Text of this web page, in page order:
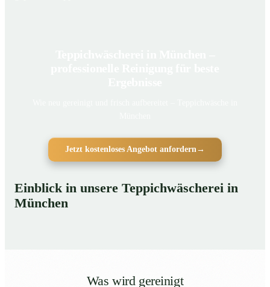
Jetzt kostenloses Angebot anfordern →
Einblick in unsere Teppichwäscherei in
München
Was wird gereinigt